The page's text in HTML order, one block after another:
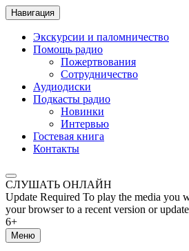
Навигация
Экскурсии и паломничество
Помощь радио
Пожертвования
Сотрудничество
Аудиодиски
Подкасты радио
Новинки
Интервью
Гостевая книга
Контакты
СЛУШАТЬ ОНЛАЙН
Update Required To play the media you
your browser to a recent version or
6+
Меню